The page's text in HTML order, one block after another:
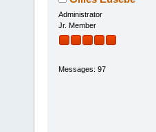
Administrator
Jr. Member
Messages: 97